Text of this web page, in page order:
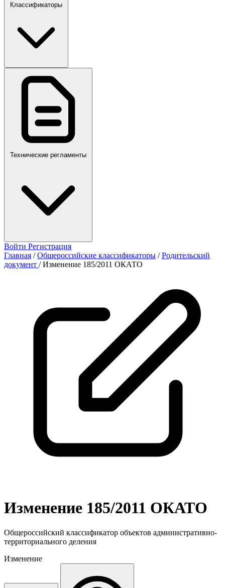
ПР,Р,ПМГ,РМГ
Классификаторы
Технические регламенты
Войти Регистрация
Главная / Общероссийские классификаторы / Родительский
документ / Изменение 185/2011 ОКАТО
Изменение 185/2011 ОКАТО
Общероссийский классификатор объектов административно-
территориального деления
Изменение